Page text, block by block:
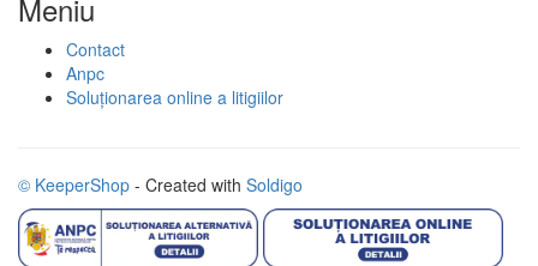
Meniu
Contact
Anpc
Soluționarea online a litigiilor
© KeeperShop - Created with Soldigo